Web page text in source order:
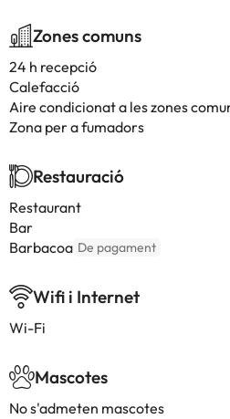
Zones comuns
24 h recepció
Calefacció
Aire condicionat a les zones
Zona per a fumadors
Restauració
Restaurant
Bar
Barbacoa De pagament
Wifi i Internet
Wi-Fi
Mascotes
No s'admeten mascotes